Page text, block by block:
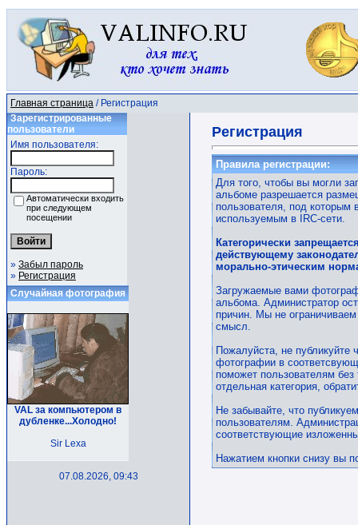
Главная страница / Регистрация
Зарегистрированные
пользователи
Имя пользователя:
Пароль:
Автоматически входить
при следующем
посещении
» Забыл пароль
» Регистрация
Случайная фотография
VAL за компьютером в
дубленке...Холодно!
Sir Lexa
07.08.2026, 09:43
Регистрация
Правила регистрации:
Для того, чтобы вы могли
альбоме разрешается
пользователя, под которым
используемым в IRC-сети.
Категорически
действующему
морально-этическим
Загружаемые вами
альбома. Администратор
причин. Мы не
смысл.
Пожалуйста, не
фотографии в
поможет пользователям
отдельная категория,
Не забывайте, что
пользователям.
соответствующие
Нажатием кнопки снизу вы